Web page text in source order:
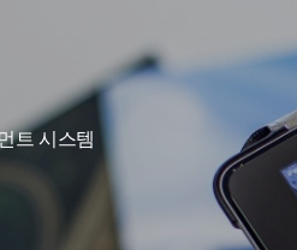
트 시스템